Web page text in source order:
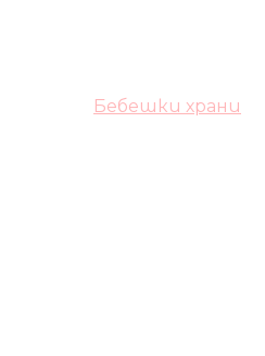
Бебешки храни